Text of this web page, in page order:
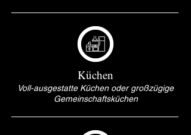
Küchen
Voll-ausgestatte Küchen oder großzügige
Gemeinschaftsküchen